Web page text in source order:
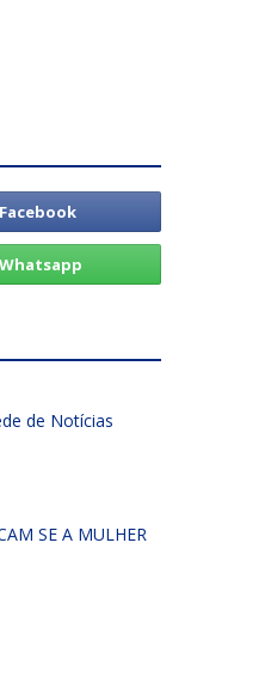
de Notícias
SE A MULHER